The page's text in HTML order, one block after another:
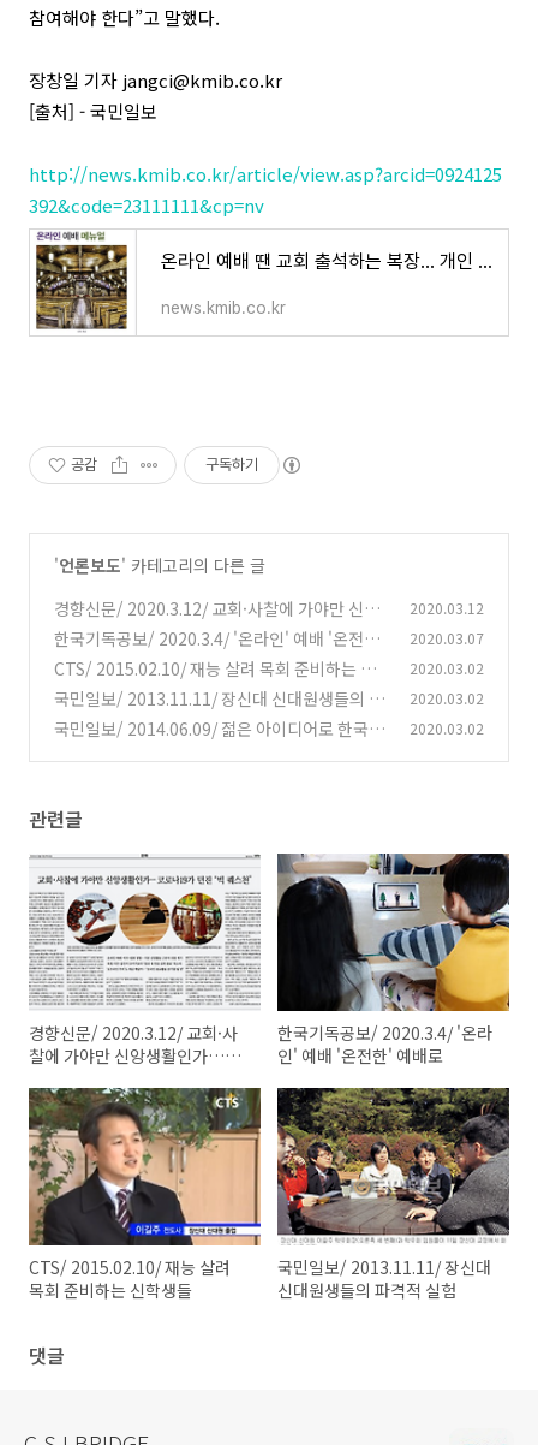
참여해야 한다”고 말했다.
장창일 기자 jangci@kmib.co.kr
[출처] - 국민일보
http://news.kmib.co.kr/article/view.asp?arcid=0924125
392&code=23111111&cp=nv
온라인 예배 땐 교회 출석하는 복장… 개인 스마트폰 대신 큰 화면 한 개만
news.kmib.co.kr
공감 구독하기
'언론보도' 카테고리의 다른 글
경향신문/ 2020.3.12/ 교회·사찰에 가야만 신앙
생활인가…코로나19가 던진 ‘빅 퀘스천’
(0)
2020.03.12
한국기독공보/ 2020.3.4/ '온라인' 예배 '온전한'
예배로 (0)
2020.03.07
CTS/ 2015.02.10/ 재능 살려 목회 준비하는 신
학생들
(0)
2020.03.02
국민일보/ 2013.11.11/ 장신대 신대원생들의 파
격적 실험
(0)
2020.03.02
국민일보/ 2014.06.09/ 젊은 아이디어로 한국교
2020.03.02
관련글
경향신문/ 2020.3.12/ 교회·사
찰에 가야만 신앙생활인가…코
한국기독공보/ 2020.3.4/ '온라
인' 예배 '온전한' 예배로
CTS/ 2015.02.10/ 재능 살려
목회 준비하는 신학생들
국민일보/ 2013.11.11/ 장신대
신대원생들의 파격적 실험
댓글